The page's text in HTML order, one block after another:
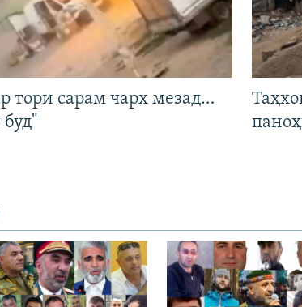
тори сарам чарх мезад…